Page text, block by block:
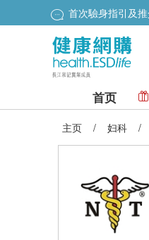
首次驗身指引及
首页
主页 / 妇科 /